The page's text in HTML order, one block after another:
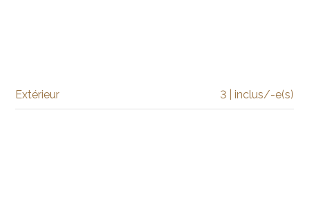
Extérieur 3 | inclus/-e(s)